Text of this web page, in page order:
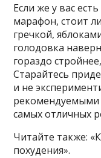
Если же у вас
марафон, стоит
гречкой,
голодовка
гораздо
Старайтесь
и не
рекомендуемыми
самых отличных
Читайте также:
похудения».